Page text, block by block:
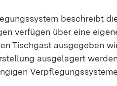
beschreibt
verfügen über eine
Tischgast ausgegeben
ausgelagert